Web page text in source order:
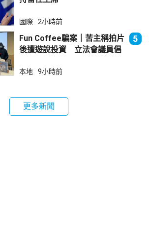
國際 2小時前
Fun Coffee騙案｜苦主稱拍片
後遭遊說投資 立法會議員倡
5
本地 9小時前
更多新聞